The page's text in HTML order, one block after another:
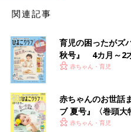
らんちゃんが保育園に入園でき
校は、合理的配慮を受けて、
関連記事
育児の困ったがズ
秋号』 4カ月～2
いっぱい！
赤ちゃん・育児
赤ちゃんのお世話
ブ 夏号』〈巻頭
く！ おっぱい・ミ
赤ちゃん・育児